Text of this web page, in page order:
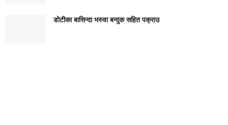
डोटीका बासिन्दा भरुवा बन्दुक सहित पक्राउ